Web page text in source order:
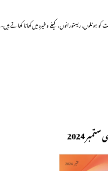
ریستورانوں، کیفے وغیرہ میں کھانا کھاتے ہیں۔
2024